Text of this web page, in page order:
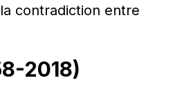
contradiction entre
2018)